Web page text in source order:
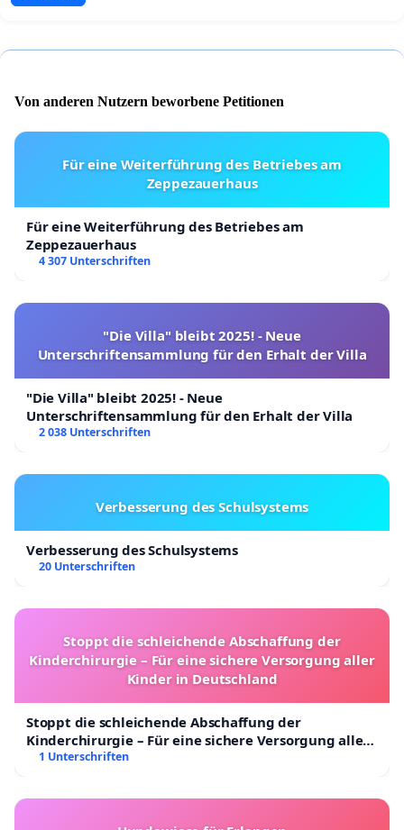
Von anderen Nutzern beworbene Petitionen
Für eine Weiterführung des Betriebes am
Zeppezauerhaus
Für eine Weiterführung des Betriebes am
Zeppezauerhaus
4 307 Unterschriften
"Die Villa" bleibt 2025! - Neue
Unterschriftensammlung für den Erhalt der Villa
"Die Villa" bleibt 2025! - Neue
Unterschriftensammlung für den Erhalt der Villa
2 038 Unterschriften
Verbesserung des Schulsystems
Verbesserung des Schulsystems
20 Unterschriften
Stoppt die schleichende Abschaffung der
Kinderchirurgie – Für eine sichere Versorgung aller
Kinder in Deutschland
Stoppt die schleichende Abschaffung der
Kinderchirurgie – Für eine sichere Versorgung aller
Kinder in Deutschland
1 Unterschriften